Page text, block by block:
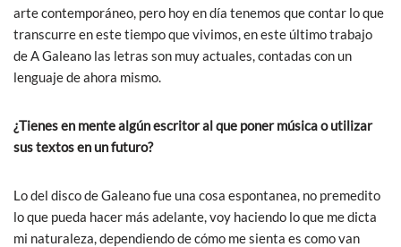
arte contemporáneo, pero hoy en día tenemos que contar lo que
transcurre en este tiempo que vivimos, en este último trabajo
de A Galeano las letras son muy actuales, contadas con un
lenguaje de ahora mismo.
¿Tienes en mente algún escritor al que poner música o utilizar
sus textos en un futuro?
Lo del disco de Galeano fue una cosa espontanea, no premedito
lo que pueda hacer más adelante, voy haciendo lo que me dicta
mi naturaleza, dependiendo de cómo me sienta es como van